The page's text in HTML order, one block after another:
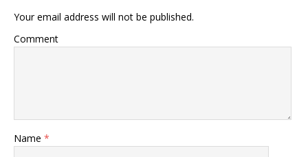
Your email address will not be published.
Comment
Name *